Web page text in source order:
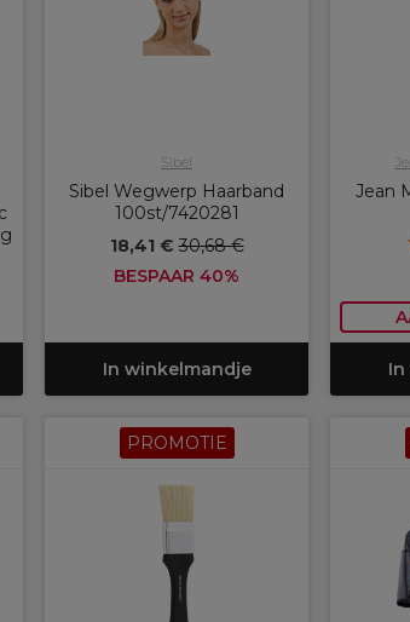
Sibel
Sibel Wegwerp Haarband
100st/7420281
18,41 €30,68 €
BESPAAR 40%
In winkelmandje
Jean
PROMOTIE